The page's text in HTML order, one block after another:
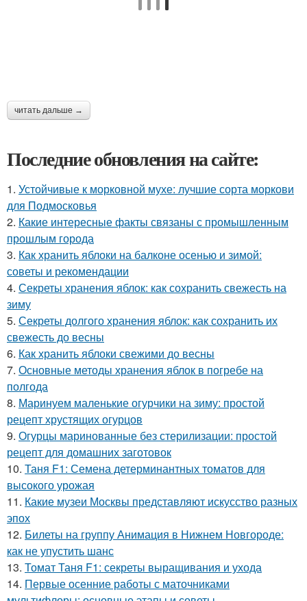
читать дальше →
Последние обновления на сайте:
1. Устойчивые к морковной мухе: лучшие сорта моркови
для Подмосковья
2. Какие интересные факты связаны с промышленным
прошлым города
3. Как хранить яблоки на балконе осенью и зимой:
советы и рекомендации
4. Секреты хранения яблок: как сохранить свежесть на
зиму
5. Секреты долгого хранения яблок: как сохранить их
свежесть до весны
6. Как хранить яблоки свежими до весны
7. Основные методы хранения яблок в погребе на
полгода
8. Маринуем маленькие огурчики на зиму: простой
рецепт хрустящих огурцов
9. Огурцы маринованные без стерилизации: простой
рецепт для домашних заготовок
10. Таня F1: Семена детерминантных томатов для
высокого урожая
11. Какие музеи Москвы представляют искусство разных
эпох
12. Билеты на группу Анимация в Нижнем Новгороде:
как не упустить шанс
13. Томат Таня F1: секреты выращивания и ухода
14. Первые осенние работы с маточниками